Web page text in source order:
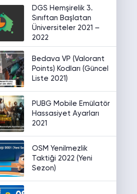
DGS Hemşirelik 3.
Sınıftan Başlatan
Üniversiteler 2021 –
2022
Bedava VP (Valorant
Points) Kodları (Güncel
Liste 2021)
PUBG Mobile Emülatör
Hassasiyet Ayarları
2021
OSM Yenilmezlik
Taktiği 2022 (Yeni
Sezon)